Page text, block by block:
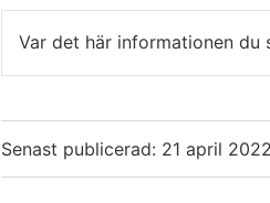
Var det här informationen du
Senast publicerad: 21 april 2022